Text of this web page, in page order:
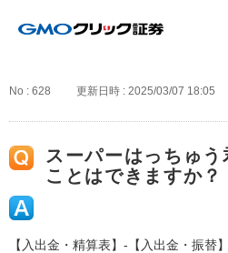
No : 628 更新日時 : 2025/03/07 18:05
スーパーはっちゅう
ことはできますか？
【入出金・精算表】-【入出金・振替